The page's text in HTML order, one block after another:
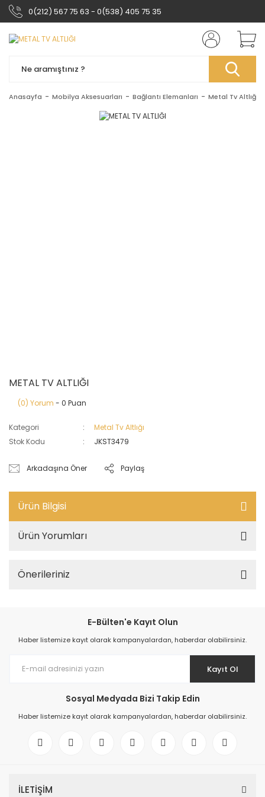
0(212) 567 75 63 - 0(538) 405 75 35
Anasayfa Mobilya Aksesuarları Bağlantı Elemanları Metal Tv Altlığı
METAL TV ALTLIĞI
(0) Yorum - 0 Puan
Kategori
Metal Tv Altlığı
Stok Kodu
JKST3479
Arkadaşına Öner Paylaş
Ürün Bilgisi
Ürün Yorumları
Önerileriniz
E-Bülten'e Kayıt Olun
Haber listemize kayıt olarak kampanyalardan, haberdar olabilirsiniz.
Kayıt Ol
Sosyal Medyada Bizi Takip Edin
Haber listemize kayıt olarak kampanyalardan, haberdar olabilirsiniz.
İLETİŞİM